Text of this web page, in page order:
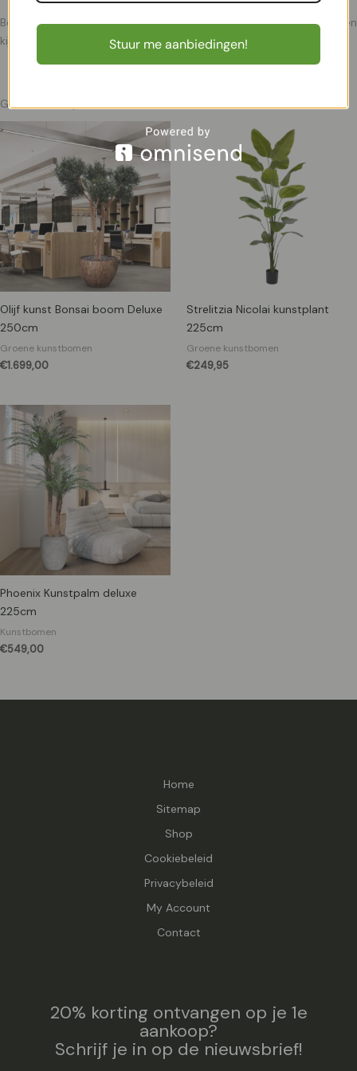
Ben je op zoek naar een andere soort Traveller Palm? Neem dan een
kijkje in ons volledige assortimentTraveller Kunstpalmen.
Gerelateerde producten
Olijf kunst Bonsai boom Deluxe
250cm
Groene kunstbomen
€1.699,00
Strelitzia Nicolai kunstplant
225cm
Groene kunstbomen
€249,95
Phoenix Kunstpalm deluxe
225cm
Kunstbomen
€549,00
Home
Sitemap
Shop
Cookiebeleid
Privacybeleid
My Account
Contact
20% korting ontvangen op je 1e
aankoop?
Schrijf je in op de nieuwsbrief!
Stuur me aanbiedingen!